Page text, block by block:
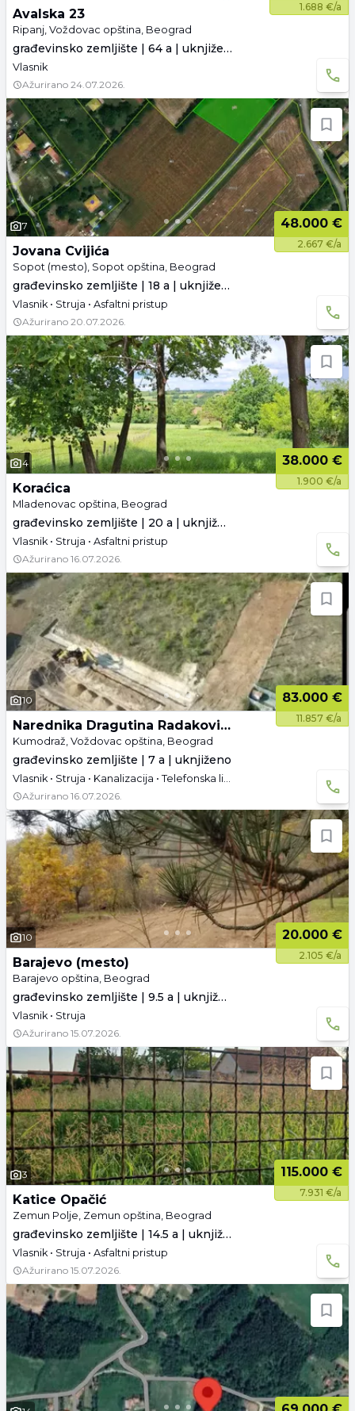
1.688 €/a
Avalska 23
Ripanj, Voždovac opština, Beograd
građevinsko zemljište | 64 a | uknjiženo
Vlasnik
Ažurirano 24.07.2026.
7 48.000 €
2.667 €/a
Jovana Cvijića
Sopot (mesto), Sopot opština, Beograd
građevinsko zemljište | 18 a | uknjiženo
Vlasnik • Struja • Asfaltni pristup
Ažurirano 20.07.2026.
4 38.000 €
1.900 €/a
Koraćica
Mladenovac opština, Beograd
građevinsko zemljište | 20 a | uknjiženo
Vlasnik • Struja • Asfaltni pristup
Ažurirano 16.07.2026.
10 83.000 €
11.857 €/a
Narednika Dragutina Radakovića 9
Kumodraž, Voždovac opština, Beograd
građevinsko zemljište | 7 a | uknjiženo
Vlasnik • Struja • Kanalizacija • Telefonska linija • Asfaltni pristup
Ažurirano 16.07.2026.
10 20.000 €
2.105 €/a
Barajevo (mesto)
Barajevo opština, Beograd
građevinsko zemljište | 9.5 a | uknjiženo
Vlasnik • Struja
Ažurirano 15.07.2026.
3 115.000 €
7.931 €/a
Katice Opačić
Zemun Polje, Zemun opština, Beograd
građevinsko zemljište | 14.5 a | uknjiženo
Vlasnik • Struja • Asfaltni pristup
Ažurirano 15.07.2026.